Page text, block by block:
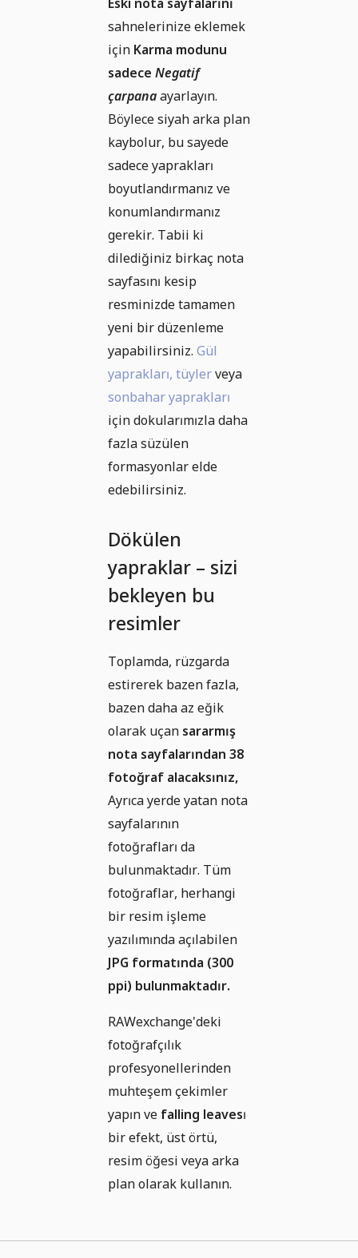
sahnelerinize eklemek
için Karma modunu
sadece Negatif
çarpanaayarlayın.
Böylece siyah arka plan
kaybolur, bu sayede
sadece yaprakları
boyutlandırmanız ve
konumlandırmanız
gerekir. Tabii ki
dilediğiniz birkaç nota
sayfasını kesip
resminizde tamamen
yeni bir düzenleme
yapabilirsiniz. Gül
yaprakları, tüylerveya
sonbahar yaprakları
için dokularımızla daha
fazla süzülen
formasyonlar elde
edebilirsiniz.
Dökülen
yapraklar – sizi
bekleyen bu
resimler
Toplamda, rüzgarda
estirerek bazen fazla,
bazen daha az eğik
olarak uçan sararmış
nota sayfalarından 38
fotoğraf alacaksınız,
Ayrıca yerde yatan nota
sayfalarının
fotoğrafları da
bulunmaktadır. Tüm
fotoğraflar, herhangi
bir resim işleme
yazılımında açılabilen
JPG formatında (300
ppi) bulunmaktadır.
RAWexchange'deki
fotoğrafçılık
profesyonellerinden
muhteşem çekimler
yapın ve falling leavesı
bir efekt, üst örtü,
resim öğesi veya arka
plan olarak kullanın.